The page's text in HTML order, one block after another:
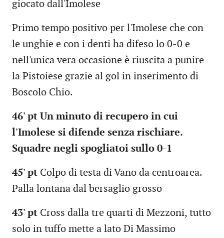
giocato dall'Imolese
Primo tempo positivo per l'Imolese che con
le unghie e con i denti ha difeso lo 0-0 e
nell'unica vera occasione è riuscita a punire
la Pistoiese grazie al gol in inserimento di
Boscolo Chio.
46' pt Un minuto di recupero in cui
l'Imolese si difende senza rischiare.
Squadre negli spogliatoi sullo 0-1
45' pt Colpo di testa di Vano da centroarea.
Palla lontana dal bersaglio grosso
43' pt Cross dalla tre quarti di Mezzoni, tutto
solo in tuffo mette a lato Di Massimo